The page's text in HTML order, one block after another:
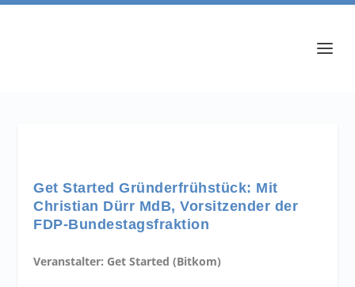
Get Started Gründerfrühstück: Mit
Christian Dürr MdB, Vorsitzender der
FDP-Bundestagsfraktion
Veranstalter: Get Started (Bitkom)